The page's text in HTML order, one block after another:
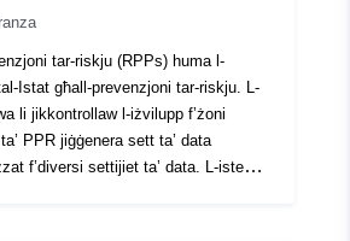
tar-riskju (RPPs) huma l-
Istat għall-prevenzjoni tar-riskju. L-
li jikkontrollaw l-iżvilupp f’żoni
PPR jiġġenera sett ta’ data
f’diversi settijiet ta’ data. L-istess